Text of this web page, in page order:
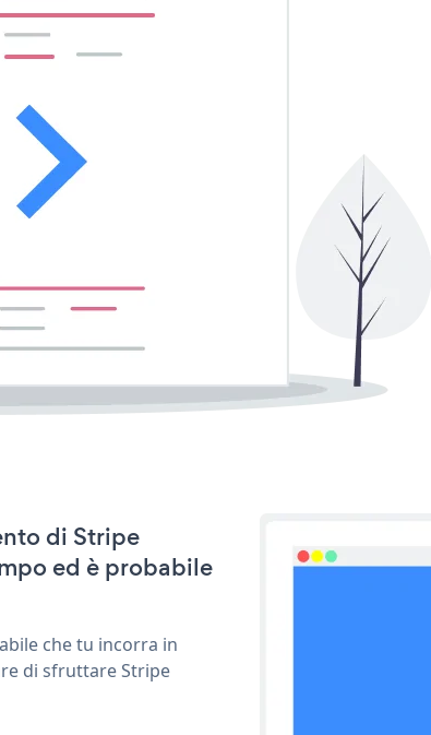
di Stripe
ed è probabile
che tu incorra in
di sfruttare Stripe